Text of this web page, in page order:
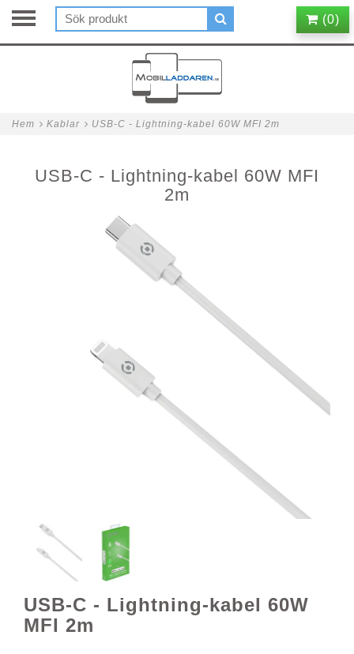
Hem Kablar USB-C - Lightning-kabel 60W MFI 2m
USB-C - Lightning-kabel 60W MFI
2m
USB-C - Lightning-kabel 60W
MFI 2m
(0)